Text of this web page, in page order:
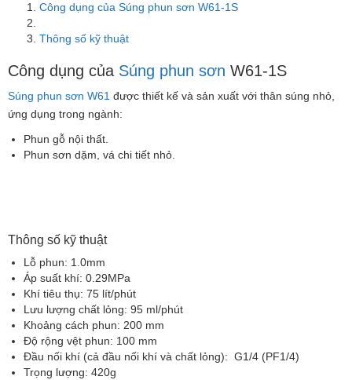
Công dụng của Súng phun sơn W61-1S
Thông số kỹ thuật
Công dụng của Súng phun sơn W61-1S
Súng phun sơn W61 được thiết kế và sản xuất với thân súng nhỏ,
ứng dụng trong ngành:
Phun gỗ nội thất.
Phun sơn dặm, vá chi tiết nhỏ.
Thông số kỹ thuật
Lỗ phun: 1.0mm
Áp suất khí: 0.29MPa
Khí tiêu thụ: 75 lít/phút
Lưu lượng chất lỏng: 95 ml/phút
Khoảng cách phun: 200 mm
Độ rộng vệt phun: 100 mm
Đầu nối khí (cả đầu nối khí và chất lỏng): G1/4 (PF1/4)
Trọng lượng: 420g